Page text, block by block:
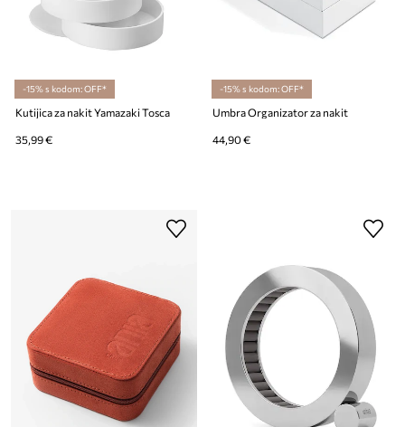
-15% s kodom: OFF*
Kutijica za nakit Yamazaki Tosca
35,99 €
-15% s kodom: OFF*
Umbra Organizator za nakit
44,90 €